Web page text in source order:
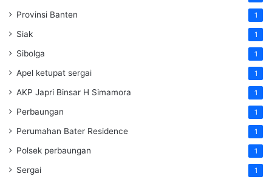
Provinsi Banten 1
Siak 1
Sibolga 1
Apel ketupat sergai 1
AKP Japri Binsar H Simamora 1
Perbaungan 1
Perumahan Bater Residence 1
Polsek perbaungan 1
Sergai 1